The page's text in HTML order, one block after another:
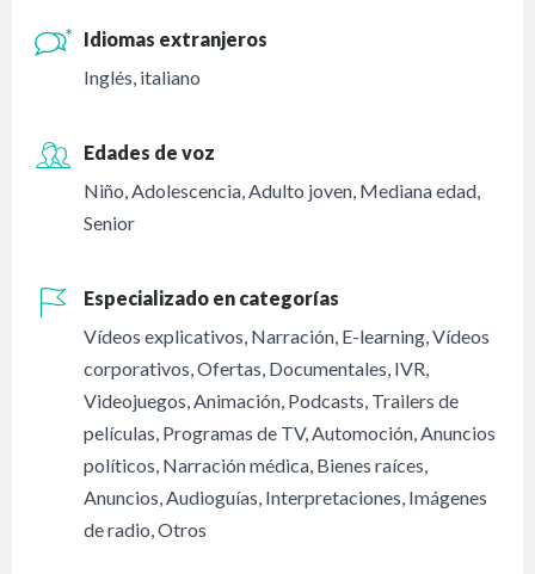
Idiomas extranjeros
Inglés, italiano
Edades de voz
Niño,Adolescencia,Adulto joven, Mediana edad,
Senior
Especializado en categorías
Vídeos explicativos, Narración, E-learning,Vídeos
corporativos,Ofertas, Documentales, IVR,
Videojuegos,Animación, Podcasts, Trailers de
películas, Programas de TV,Automoción,Anuncios
políticos, Narración médica, Bienes raíces,
Anuncios,Audioguías, Interpretaciones, Imágenes
de radio,Otros